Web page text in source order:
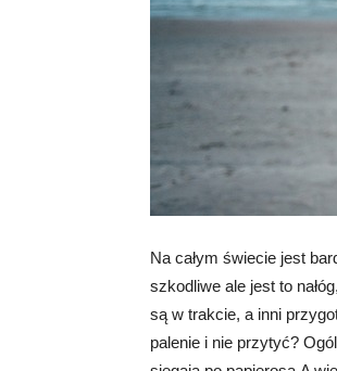
Na całym świecie jest
szkodliwe ale jest to
są w trakcie, a inni
palenie i nie przytyć?